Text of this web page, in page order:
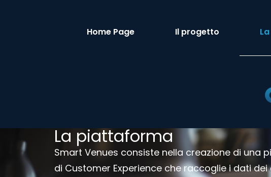
Home Page Il progetto
La piattaforma
Smart Venues consiste nella creazione di una
di Customer Experience che raccoglie i dati dei